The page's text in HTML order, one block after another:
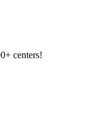
centers!